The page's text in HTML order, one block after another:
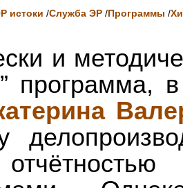
истоки /Служба ЭР /Программы /
и
программа, в